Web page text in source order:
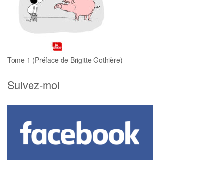
Tome 1 (Préface de Brigitte Gothière)
Suivez-moi